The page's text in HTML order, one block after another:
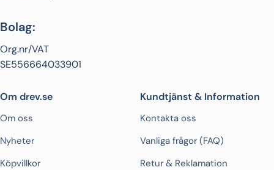
Bolag:
Org.nr/VAT
SE556664033901
Om drev.se
Om oss
Nyheter
Köpvillkor
Kundtjänst & Information
Kontakta oss
Vanliga frågor (FAQ)
Retur & Reklamation